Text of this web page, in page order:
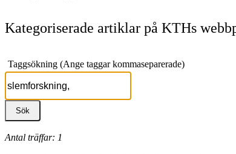
Kategoriserade artiklar på KTHs
Taggsökning (Ange taggar kommaseparerade)
Antal träffar: 1